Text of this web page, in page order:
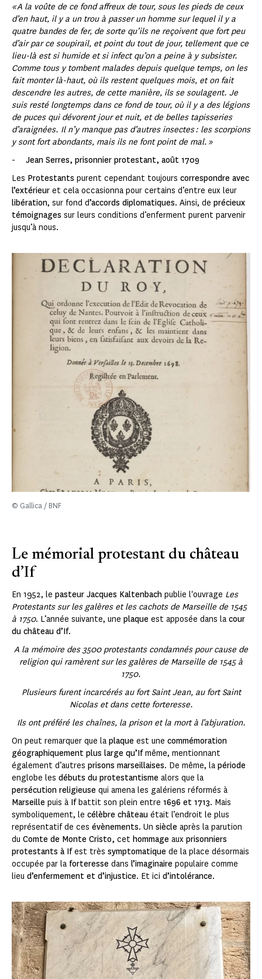
« A la voûte de ce fond affreux de tour, sous les pieds de ceux
d’en haut, il y a un trou à passer un homme sur lequel il y a
quatre bandes de fer, de sorte qu’ils ne reçoivent que fort peu
d’air par ce soupirail, et point du tout de jour, tellement que ce
lieu-là est si humide et si infect qu’on a peine à y subsister.
Comme tous y tombent malades depuis quelque temps, on les
fait monter là-haut, où ils restent quelques mois, et on fait
descendre les autres, de cette manière, ils se soulagent. Je
suis resté longtemps dans ce fond de tour, où il y a des légions
de puces qui dévorent jour et nuit, et de belles tapisseries
d’araignées. Il n’y manque pas d’autres insectes : les scorpions
y sont fort abondants, mais ils ne font point de mal. »
- Jean Serres, prisonnier protestant, août 1709
Les Protestants purent cependant toujours correspondre avec
l’extérieur et cela occasionna pour certains d’entre eux leur
libération, sur fond d’accords diplomatiques. Ainsi, de précieux
témoignages sur leurs conditions d’enferment purent parvenir
jusqu’à nous.
© Gallica / BNF
Le mémorial protestant du château
d’If
En 1952, le pasteur Jacques Kaltenbach publie l'ouvrage Les
Protestants sur les galères et les cachots de Marseille de 1545
à 1750. L’année suivante, une plaque est apposée dans la cour
du château d’If.
A la mémoire des 3500 protestants condamnés pour cause de
religion qui ramèrent sur les galères de Marseille de 1545 à
1750.
Plusieurs furent incarcérés au fort Saint Jean, au fort Saint
Nicolas et dans cette forteresse.
Ils ont préféré les chaînes, la prison et la mort à l’abjuration.
On peut remarquer que la plaque est une commémoration
géographiquement plus large qu’Ifmême, mentionnant
également d’autres prisons marseillaises. De même, la période
englobe les débuts du protestantisme alors que la
persécution religieuse qui amena les galériens réformés à
Marseille puis à Ifbattit son plein entre 1696 et 1713. Mais
symboliquement, le célèbre château était l’endroit le plus
représentatif de ces évènements. Un siècle après la parution
du Comte de Monte Cristo, cet hommage aux prisonniers
protestants à Ifest très symptomatique de la place désormais
occupée par la forteresse dans l’imaginaire populaire comme
lieu d’enfermement et d’injustice. Et ici d’intolérance.